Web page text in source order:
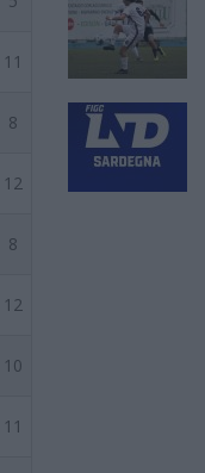
11
8
12
8
12
10
11